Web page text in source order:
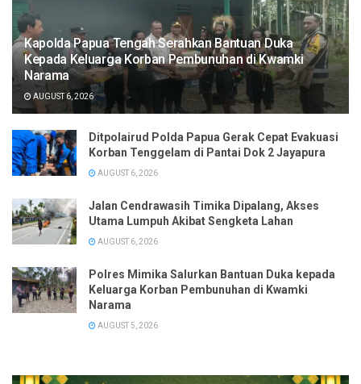
Kapolda Papua Tengah Serahkan Bantuan Duka
Kepada Keluarga Korban Pembunuhan di Kwamki
Narama
AUGUST 6, 2026
Ditpolairud Polda Papua Gerak Cepat Evakuasi
Korban Tenggelam di Pantai Dok 2 Jayapura
AUGUST 6, 2026
Jalan Cendrawasih Timika Dipalang, Akses
Utama Lumpuh Akibat Sengketa Lahan
AUGUST 6, 2026
Polres Mimika Salurkan Bantuan Duka kepada
Keluarga Korban Pembunuhan di Kwamki
Narama
AUGUST 5, 2026